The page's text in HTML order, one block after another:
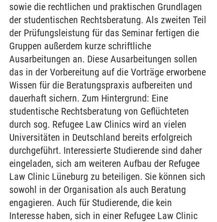
sowie die rechtlichen und praktischen Grundlagen
der studentischen Rechtsberatung. Als zweiten Teil
der Prüfungsleistung für das Seminar fertigen die
Gruppen außerdem kurze schriftliche
Ausarbeitungen an. Diese Ausarbeitungen sollen
das in der Vorbereitung auf die Vorträge erworbene
Wissen für die Beratungspraxis aufbereiten und
dauerhaft sichern. Zum Hintergrund: Eine
studentische Rechtsberatung von Geflüchteten
durch sog. Refugee Law Clinics wird an vielen
Universitäten in Deutschland bereits erfolgreich
durchgeführt. Interessierte Studierende sind daher
eingeladen, sich am weiteren Aufbau der Refugee
Law Clinic Lüneburg zu beteiligen. Sie können sich
sowohl in der Organisation als auch Beratung
engagieren. Auch für Studierende, die kein
Interesse haben, sich in einer Refugee Law Clinic